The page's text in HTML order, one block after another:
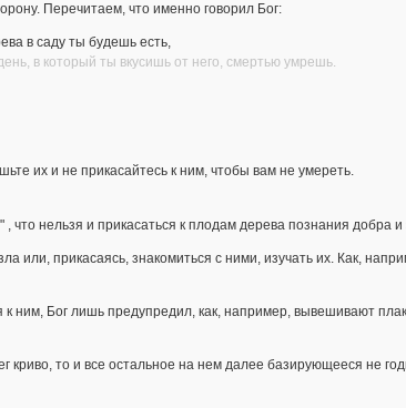
Перечитаем, что именно говорил Бог:
в саду ты будешь есть,
в который ты вкусишь от него, смертью умрешь.
их и не прикасайтесь к ним, чтобы вам не умереть.
что нельзя и прикасаться к плодам дерева познания добра
или, прикасаясь, знакомиться с ними, изучать их. Как,
ним, Бог лишь предупредил, как, например, вывешивают
то и все остальное на нем далее базирующееся не